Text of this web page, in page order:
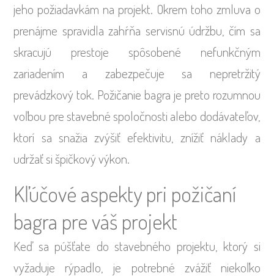
jeho požiadavkám na projekt. Okrem toho zmluva o
prenájme spravidla zahŕňa servisnú údržbu, čím sa
skracujú prestoje spôsobené nefunkčným
zariadením a zabezpečuje sa nepretržitý
prevádzkový tok. Požičanie bagra je preto rozumnou
voľbou pre stavebné spoločnosti alebo dodávateľov,
ktorí sa snažia zvýšiť efektivitu, znížiť náklady a
udržať si špičkový výkon.
Kľúčové aspekty pri požičaní
bagra pre váš projekt
Keď sa púšťate do stavebného projektu, ktorý si
vyžaduje rýpadlo, je potrebné zvážiť niekoľko